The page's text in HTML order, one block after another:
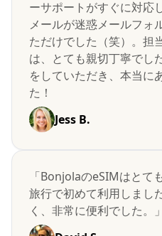
ーサポートがすぐに対応
メールが迷惑メールフォ
ただけでした（笑）。担
は、とても親切丁寧でし
をしていただき、本当に
た！
Jess B.
「BonjolaのeSIMはとて
旅行で初めて利用しまし
く、非常に便利でした。」